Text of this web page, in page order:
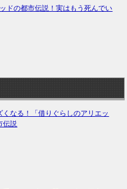
ドの都市伝説！実はもう死んでい
くなる！「借りぐらしのアリエッ
伝説